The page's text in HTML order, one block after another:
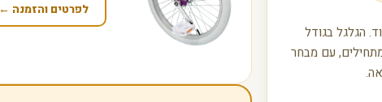
הגלגל בגודל
עם מבחר
לפרטים והזמנה ←